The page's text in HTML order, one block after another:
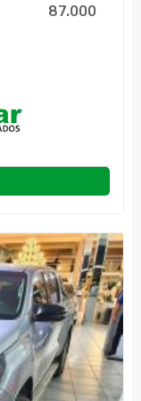
87.000